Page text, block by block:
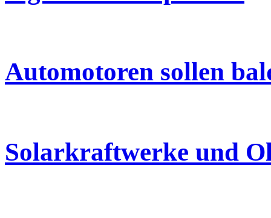
Automotoren sollen
Solarkraftwerke und